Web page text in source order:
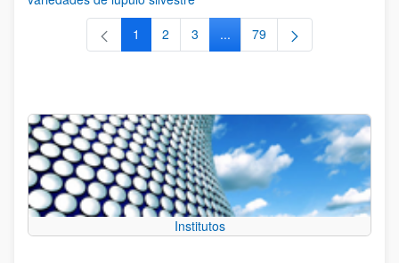
Página
1 Página
2 Página
3 ...Páginas intermedias Use TAB
Página
79
Institutos